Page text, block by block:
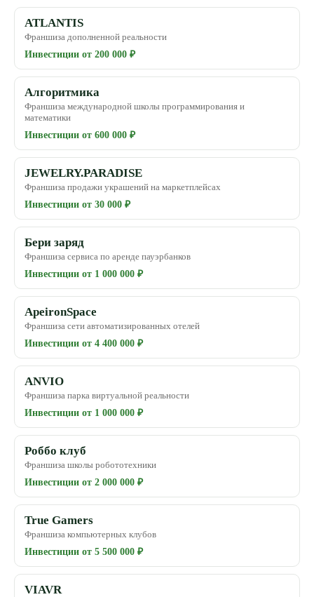
ATLANTIS
Франшиза дополненной реальности
Инвестиции от 200 000 ₽
Алгоритмика
Франшиза международной школы программирования и
математики
Инвестиции от 600 000 ₽
JEWELRY.PARADISE
Франшиза продажи украшений на маркетплейсах
Инвестиции от 30 000 ₽
Бери заряд
Франшиза сервиса по аренде пауэрбанков
Инвестиции от 1 000 000 ₽
ApeironSpace
Франшиза сети автоматизированных отелей
Инвестиции от 4 400 000 ₽
ANVIO
Франшиза парка виртуальной реальности
Инвестиции от 1 000 000 ₽
Роббо клуб
Франшиза школы робототехники
Инвестиции от 2 000 000 ₽
True Gamers
Франшиза компьютерных клубов
Инвестиции от 5 500 000 ₽
VIAVR